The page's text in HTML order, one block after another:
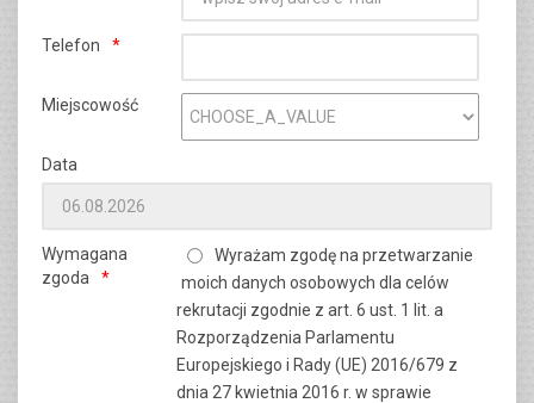
Telefon
Miejscowość
Data
Wymagana
zgoda
Wyrażam zgodę na przetwarzanie
moich danych osobowych dla celów
rekrutacji zgodnie z art. 6 ust. 1 lit. a
Rozporządzenia Parlamentu
Europejskiego i Rady (UE) 2016/679 z
dnia 27 kwietnia 2016 r. w sprawie